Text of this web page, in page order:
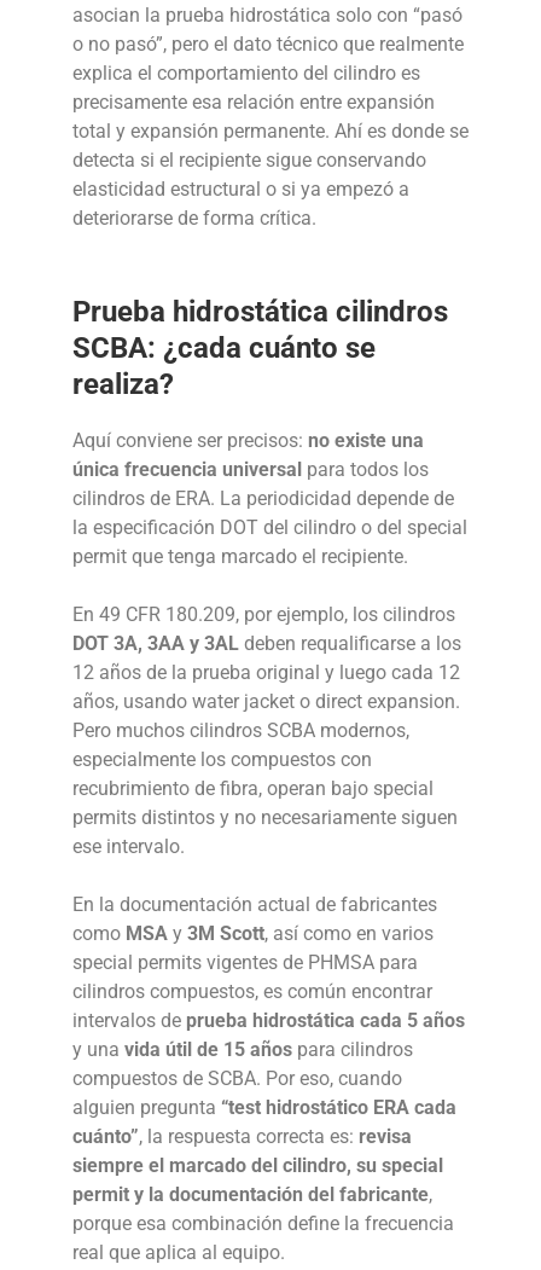
asocian la prueba hidrostática solo con “pasó
o no pasó”, pero el dato técnico que realmente
explica el comportamiento del cilindro es
precisamente esa relación entre expansión
total y expansión permanente. Ahí es donde se
detecta si el recipiente sigue conservando
elasticidad estructural o si ya empezó a
deteriorarse de forma crítica.
Prueba hidrostática cilindros
SCBA: ¿cada cuánto se
realiza?
Aquí conviene ser precisos: no existe una
única frecuencia universal para todos los
cilindros de ERA. La periodicidad depende de
la especificación DOT del cilindro o del special
permit que tenga marcado el recipiente.
En 49 CFR 180.209, por ejemplo, los cilindros
DOT 3A, 3AA y 3AL deben requalificarse a los
12 años de la prueba original y luego cada 12
años, usando water jacket o direct expansion.
Pero muchos cilindros SCBA modernos,
especialmente los compuestos con
recubrimiento de fibra, operan bajo special
permits distintos y no necesariamente siguen
ese intervalo.
En la documentación actual de fabricantes
como MSA y 3M Scott, así como en varios
special permits vigentes de PHMSA para
cilindros compuestos, es común encontrar
intervalos de prueba hidrostática cada 5 años
y una vida útil de 15 años para cilindros
compuestos de SCBA. Por eso, cuando
alguien pregunta “test hidrostático ERA cada
cuánto”, la respuesta correcta es: revisa
siempre el marcado del cilindro, su special
permit y la documentación del fabricante,
porque esa combinación define la frecuencia
real que aplica al equipo.